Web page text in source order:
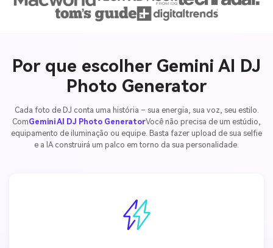
Por que escolher Gemini AI DJ
Photo Generator
Cada foto de DJ conta uma história – sua energia, sua voz, seu estilo.
ComGemini AI DJ Photo GeneratorVocê não precisa de um estúdio,
equipamento de iluminação ou equipe. Basta fazer upload de sua selfie
e a IA construirá um palco em torno da sua personalidade.